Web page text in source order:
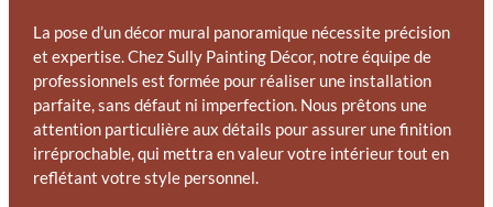
La pose d’un décor mural panoramique nécessite précision
et expertise. Chez Sully Painting Décor, notre équipe de
professionnels est formée pour réaliser une installation
parfaite, sans défaut ni imperfection. Nous prêtons une
attention particulière aux détails pour assurer une finition
irréprochable, qui mettra en valeur votre intérieur tout en
reflétant votre style personnel.